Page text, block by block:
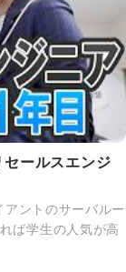
セールスエンジ
ントのサーバルー
ば学生の人気が高